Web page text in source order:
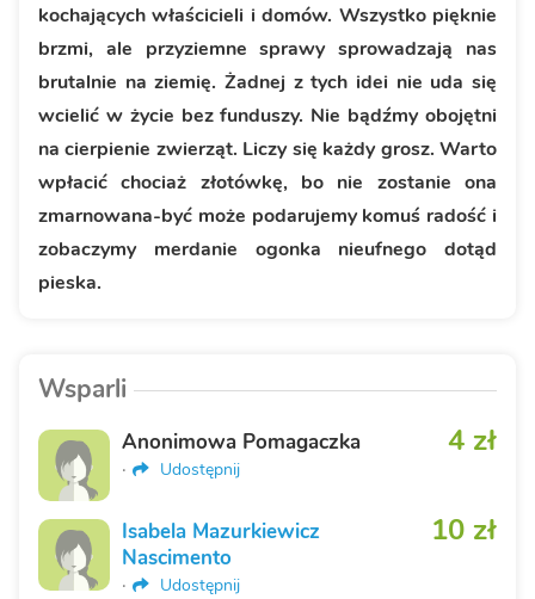
kochających właścicieli i domów. Wszystko pięknie
brzmi, ale przyziemne sprawy sprowadzają nas
brutalnie na ziemię. Żadnej z tych idei nie uda się
wcielić w życie bez funduszy. Nie bądźmy obojętni
na cierpienie zwierząt. Liczy się każdy grosz. Warto
wpłacić chociaż złotówkę, bo nie zostanie ona
zmarnowana-być może podarujemy komuś radość i
zobaczymy merdanie ogonka nieufnego dotąd
pieska.
Wsparli
4 zł
Anonimowa Pomagaczka
· Udostępnij
10 zł
Isabela Mazurkiewicz
Nascimento
· Udostępnij